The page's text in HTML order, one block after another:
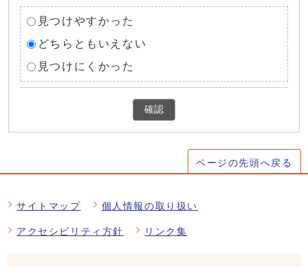
見つけやすかった
どちらともいえない
見つけにくかった
確認
ページの先頭へ戻る
サイトマップ 個人情報の取り扱い
アクセシビリティ方針 リンク集